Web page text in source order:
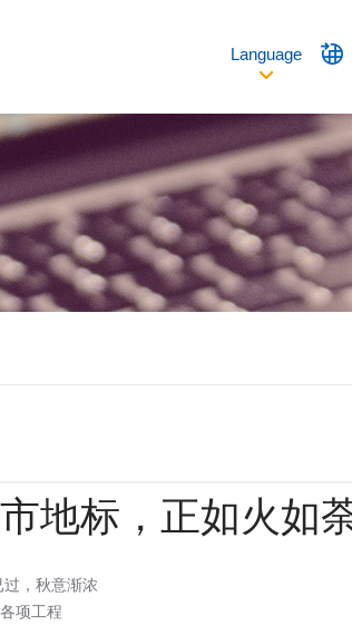
Language
地标，正如火如
，秋意渐浓
项工程